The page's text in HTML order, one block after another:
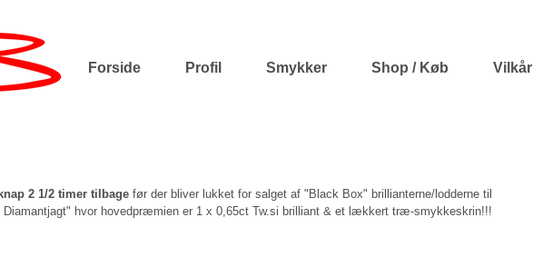
Forside Profil Smykker Shop / Køb Vilkår
2 1/2 timer tilbage før der bliver lukket for salget af "Black Box" brillianterne/lodderne til
Diamantjagt" hvor hovedpræmien er 1 x 0,65ct Tw.si brilliant & et lækkert træ-smykkeskrin!!!